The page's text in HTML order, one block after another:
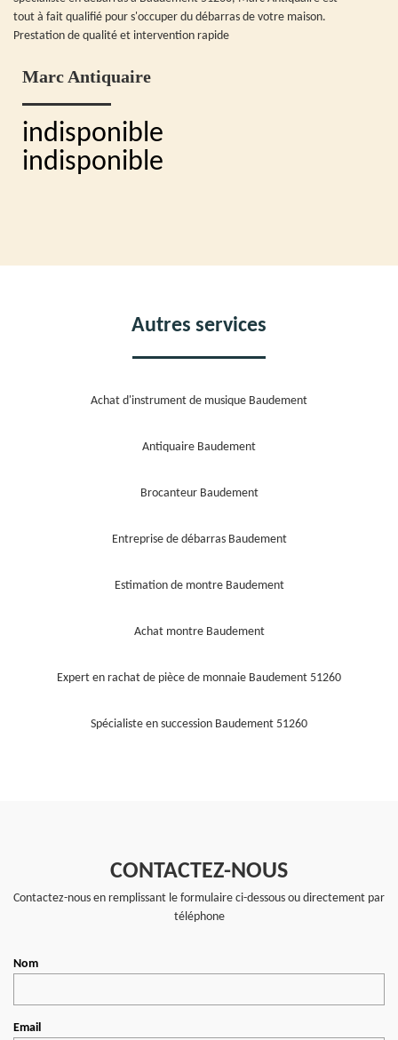
tout à fait qualifié pour s'occuper du débarras de votre maison.
Prestation de qualité et intervention rapide
Marc Antiquaire
indisponible
indisponible
Autres services
Achat d'instrument de musique Baudement
Antiquaire Baudement
Brocanteur Baudement
Entreprise de débarras Baudement
Estimation de montre Baudement
Achat montre Baudement
Expert en rachat de pièce de monnaie Baudement 51260
Spécialiste en succession Baudement 51260
CONTACTEZ-NOUS
Contactez-nous en remplissant le formulaire ci-dessous ou directement par
téléphone
Nom
Email